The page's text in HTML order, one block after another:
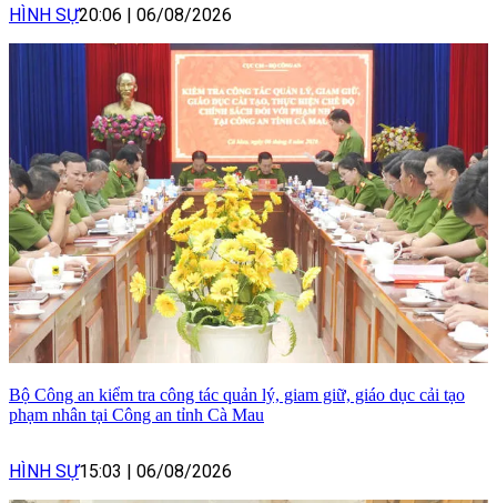
HÌNH SỰ20:06 | 06/08/2026
Bộ Công an kiểm tra công tác quản lý, giam giữ, giáo dục cải tạo
phạm nhân tại Công an tỉnh Cà Mau
HÌNH SỰ15:03 | 06/08/2026